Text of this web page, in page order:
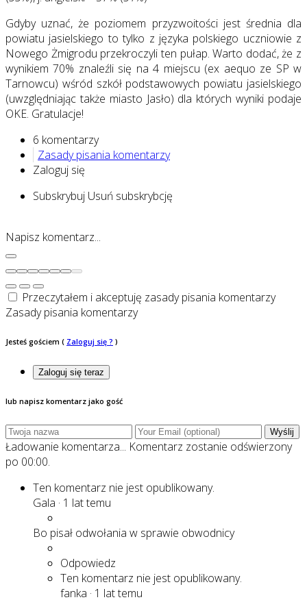
Gdyby uznać, że poziomem przyzwoitości jest średnia dla
powiatu jasielskiego to tylko z języka polskiego uczniowie z
Nowego Żmigrodu przekroczyli ten pułap. Warto dodać, że z
wynikiem 70% znaleźli się na 4 miejscu (ex aequo ze SP w
Tarnowcu) wśród szkół podstawowych powiatu jasielskiego
(uwzględniając także miasto Jasło) dla których wyniki podaje
OKE. Gratulacje!
6 komentarzy
Zasady pisania komentarzy
Zaloguj się
Subskrybuj Usuń subskrybcję
Napisz komentarz...
Przeczytałem i akceptuję zasady pisania komentarzy
Zasady pisania komentarzy
Jesteś gościem ( Zaloguj się ? )
Zaloguj się teraz
lub napisz komentarz jako gość
Wyślij
Ładowanie komentarza... Komentarz zostanie odświerzony
po 00:00.
Ten komentarz nie jest opublikowany.
Gala · 1 lat temu
Bo pisał odwołania w sprawie obwodnicy
Odpowiedz
Ten komentarz nie jest opublikowany.
fanka · 1 lat temu